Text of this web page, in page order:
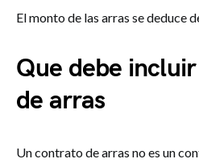
El monto de las arras se deduce
Que debe
de arras
Un contrato de arras no es un